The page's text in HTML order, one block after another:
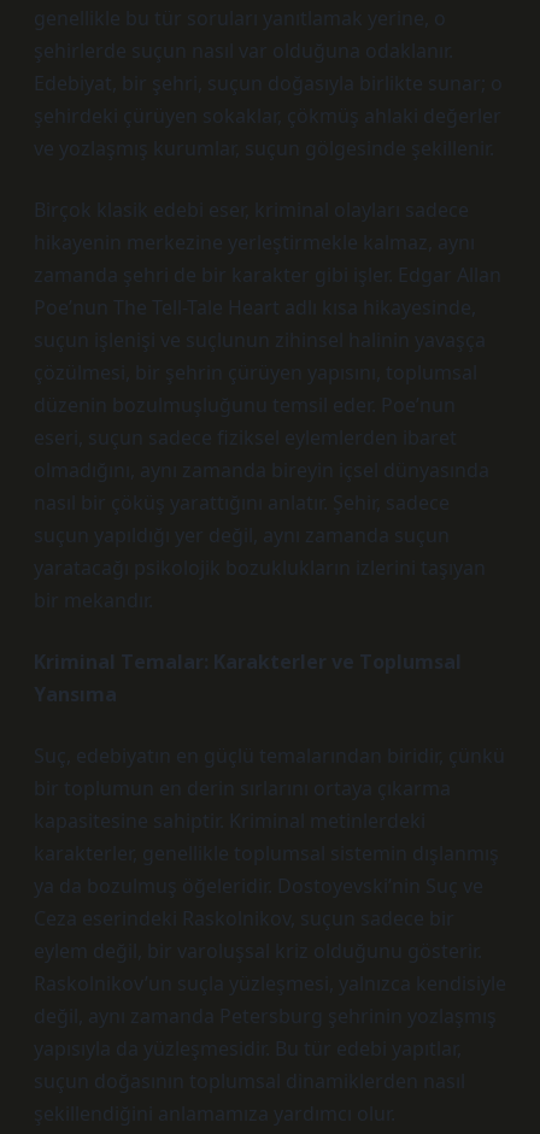
genellikle bu tür soruları yanıtlamak yerine, o
şehirlerde suçun nasıl var olduğuna odaklanır.
Edebiyat, bir şehri, suçun doğasıyla birlikte sunar; o
şehirdeki çürüyen sokaklar, çökmüş ahlaki değerler
ve yozlaşmış kurumlar, suçun gölgesinde şekillenir.
Birçok klasik edebi eser, kriminal olayları sadece
hikayenin merkezine yerleştirmekle kalmaz, aynı
zamanda şehri de bir karakter gibi işler. Edgar Allan
Poe’nun The Tell-Tale Heart adlı kısa hikayesinde,
suçun işlenişi ve suçlunun zihinsel halinin yavaşça
çözülmesi, bir şehrin çürüyen yapısını, toplumsal
düzenin bozulmuşluğunu temsil eder. Poe’nun
eseri, suçun sadece fiziksel eylemlerden ibaret
olmadığını, aynı zamanda bireyin içsel dünyasında
nasıl bir çöküş yarattığını anlatır. Şehir, sadece
suçun yapıldığı yer değil, aynı zamanda suçun
yaratacağı psikolojik bozuklukların izlerini taşıyan
bir mekandır.
Kriminal Temalar: Karakterler ve Toplumsal
Yansıma
Suç, edebiyatın en güçlü temalarından biridir, çünkü
bir toplumun en derin sırlarını ortaya çıkarma
kapasitesine sahiptir. Kriminal metinlerdeki
karakterler, genellikle toplumsal sistemin dışlanmış
ya da bozulmuş öğeleridir. Dostoyevski’nin Suç ve
Ceza eserindeki Raskolnikov, suçun sadece bir
eylem değil, bir varoluşsal kriz olduğunu gösterir.
Raskolnikov’un suçla yüzleşmesi, yalnızca kendisiyle
değil, aynı zamanda Petersburg şehrinin yozlaşmış
yapısıyla da yüzleşmesidir. Bu tür edebi yapıtlar,
suçun doğasının toplumsal dinamiklerden nasıl
şekillendiğini anlamamıza yardımcı olur.